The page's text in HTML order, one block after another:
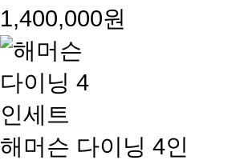
1,400,000원
해머슨 다이닝 4인